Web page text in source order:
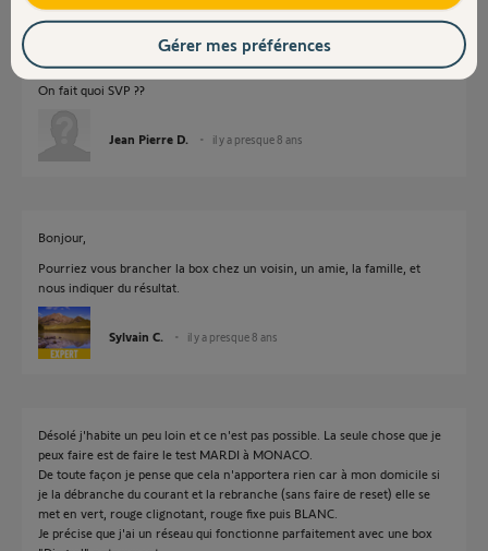
DHCP j'ai même pris la précaution de faire attribuer à la Box Somfy une
ait de problème à ce niveau. J'ai ensuite débranché et rebranché la
Tahoma (devenue Blanche) mais ce matin elle clignote encore en rouge.
On fait quoi SVP ??
Jean Pierre D. il y a presque 8 ans
Bonjour,
Pourriez vous brancher la box chez un voisin, un amie, la famille, et
nous indiquer du résultat.
Sylvain C. il y a presque 8 ans
Désolé j'habite un peu loin et ce n'est pas possible. La seule chose que je
peux faire est de faire le test MARDI à MONACO.
De toute façon je pense que cela n'apportera rien car à mon domicile si
je la débranche du courant et la rebranche (sans faire de reset) elle se
met en vert, rouge clignotant, rouge fixe puis BLANC.
Je précise que j'ai un réseau qui fonctionne parfaitement avec une box
Gérer mes préférences